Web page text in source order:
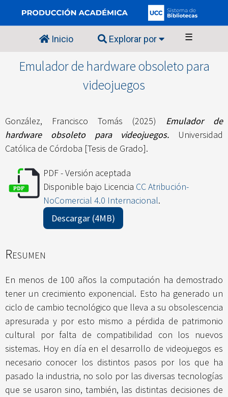
Inicio Explorar por ☰
Emulador de hardware obsoleto para
videojuegos
González, Francisco Tomás (2025) Emulador de
hardware obsoleto para videojuegos. Universidad
Católica de Córdoba [Tesis de Grado].
PDF - Versión aceptada
Disponible bajo Licencia CC Atribución-
NoComercial 4.0 Internacional.
Descargar (4MB)
Resumen
En menos de 100 años la computación ha demostrado
tener un crecimiento exponencial. Esto ha generado un
ciclo de cambio tecnológico que lleva a su obsolescencia
apresurada y por esto mismo a pérdida de patrimonio
cultural por falta de compatibilidad con los nuevos
sistemas. Hoy en día en el desarrollo de videojuegos es
necesario conocer los distintos pasos por los que ha
pasado la industria, no solo por las diversas tecnologías
que se usaron sino, también, las distintas decisiones de